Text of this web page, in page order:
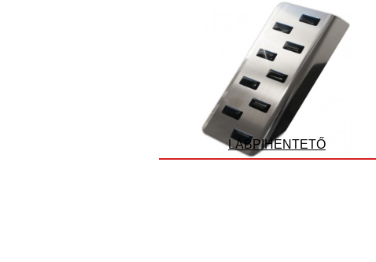
LÁBPIHENTETŐ